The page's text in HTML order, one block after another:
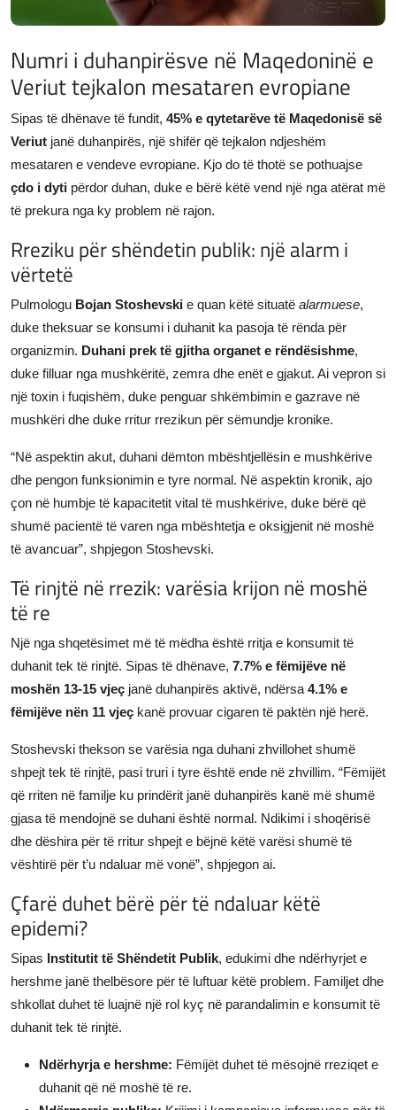
Numri i duhanpirësve në Maqedoninë e
Veriut tejkalon mesataren evropiane
Sipas të dhënave të fundit, 45% e qytetarëve të Maqedonisë së
Veriut janë duhanpirës, një shifër që tejkalon ndjeshëm
mesataren e vendeve evropiane. Kjo do të thotë se pothuajse
çdo i dyti përdor duhan, duke e bërë këtë vend një nga atërat më
të prekura nga ky problem në rajon.
Rreziku për shëndetin publik: një alarm i
vërtetë
Pulmologu Bojan Stoshevski e quan këtë situatë alarmuese,
duke theksuar se konsumi i duhanit ka pasoja të rënda për
organizmin. Duhani prek të gjitha organet e rëndësishme,
duke filluar nga mushkëritë, zemra dhe enët e gjakut. Ai vepron si
një toxin i fuqishëm, duke penguar shkëmbimin e gazrave në
mushkëri dhe duke rritur rrezikun për sëmundje kronike.
“Në aspektin akut, duhani dëmton mbështjellësin e mushkërive
dhe pengon funksionimin e tyre normal. Në aspektin kronik, ajo
çon në humbje të kapacitetit vital të mushkërive, duke bërë që
shumë pacientë të varen nga mbështetja e oksigjenit në moshë
të avancuar”, shpjegon Stoshevski.
Të rinjtë në rrezik: varësia krijon në moshë
të re
Një nga shqetësimet më të mëdha është rritja e konsumit të
duhanit tek të rinjtë. Sipas të dhënave, 7.7% e fëmijëve në
moshën 13-15 vjeç janë duhanpirës aktivë, ndërsa 4.1% e
fëmijëve nën 11 vjeç kanë provuar cigaren të paktën një herë.
Stoshevski thekson se varësia nga duhani zhvillohet shumë
shpejt tek të rinjtë, pasi truri i tyre është ende në zhvillim. “Fëmijët
që rriten në familje ku prindërit janë duhanpirës kanë më shumë
gjasa të mendojnë se duhani është normal. Ndikimi i shoqërisë
dhe dëshira për të rritur shpejt e bëjnë këtë varësi shumë të
vështirë për t’u ndaluar më vonë”, shpjegon ai.
Çfarë duhet bërë për të ndaluar këtë
epidemi?
Sipas Institutit të Shëndetit Publik, edukimi dhe ndërhyrjet e
hershme janë thelbësore për të luftuar këtë problem. Familjet dhe
shkollat duhet të luajnë një rol kyç në parandalimin e konsumit të
duhanit tek të rinjtë.
Ndërhyrja e hershme: Fëmijët duhet të mësojnë rreziqet e
duhanit që në moshë të re.